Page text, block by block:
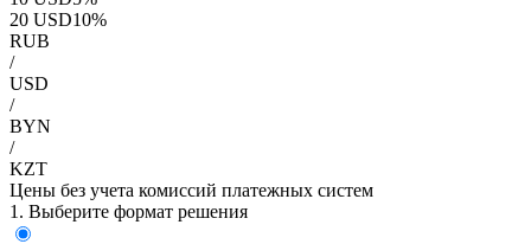
20 USD10%
RUB
/
USD
/
BYN
/
KZT
Цены без учета комиссий платежных систем
1. Выберите формат решения